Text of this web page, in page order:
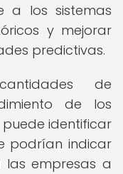
a los sistemas
y mejorar
predictivas.
de
de los
identificar
podrían indicar
las empresas a